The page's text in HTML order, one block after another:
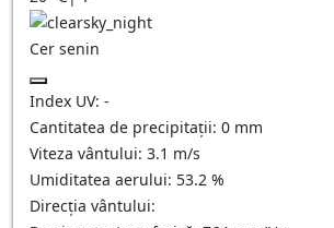
Cer senin
Index UV: -
Cantitatea de precipitații: 0 mm
Viteza vântului: 3.1 m/s
Umiditatea aerului: 53.2 %
Direcția vântului: